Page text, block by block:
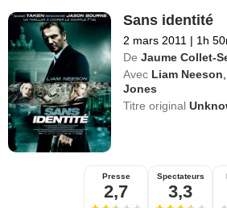
Sans identité
2 mars 2011 | 1h
De Jaume Collet-
Avec Liam Neeson
Jones
Titre original
Presse
2,7
Spectateurs
3,3